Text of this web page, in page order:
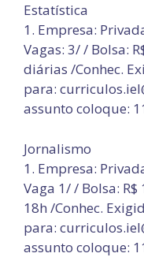
Estatística
1. Empresa:
Vagas: 3/ / Bolsa:
diárias /Conhec.
para:
assunto coloque:
Jornalismo
1. Empresa:
Vaga 1/ / Bolsa:
18h /Conhec.
para:
assunto coloque: